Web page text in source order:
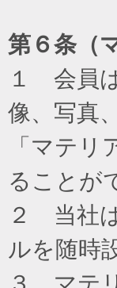
第６条（
１ 会員
像、写真
「マテ
ることが
２ 当社
ルを随時